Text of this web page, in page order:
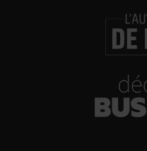
Alors à bas le whisky on
Enfin le groupe mise
références plus